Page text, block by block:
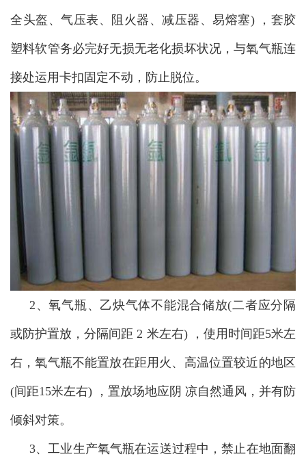
全头盔、气压表、阻火器、减压器、易熔塞) ，套胶
塑料软管务必完好无损无老化损坏状况，与氧气瓶连
接处运用卡扣固定不动，防止脱位。
2、氧气瓶、乙炔气体不能混合储放(二者应分隔
或防护置放，分隔间距 2 米左右) ，使用时间距5米左
右，氧气瓶不能置放在距用火、高温位置较近的地区
(间距15米左右) ，置放场地应阴 凉自然通风，并有防
倾斜对策。
3、工业生产氧气瓶在运送过程中，禁止在地面翻